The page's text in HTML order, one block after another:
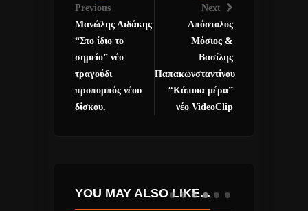
Previous
Μανώλης Λιδάκης
“Στο ίδιο το
σημείο” νέο
τραγούδι
προπομπός νέου
δίσκου.
Next
Απόστολος
Μόσιος &
Βασίλης
Παπακωνσταντίνου
“Κάποια μέρα”
νέο VideoClip
YOU MAY ALSO LIKE...